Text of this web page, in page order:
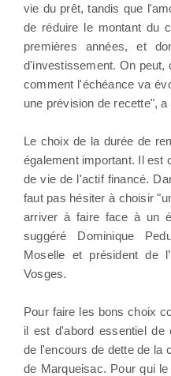
vie du prêt, tandis que
de réduire le montant du
premières années, et
d'investissement. On peut,
comment l'échéance va
une prévision de recette",
Le choix de la durée de
également important. Il est
de vie de l'actif financé.
faut pas hésiter à choisir
arriver à faire face à un
suggéré Dominique
Moselle et président de
Vosges.
Pour faire les bons choix
il est d'abord essentiel de
de l'encours de dette de la
de Marqueisac. Pour qui